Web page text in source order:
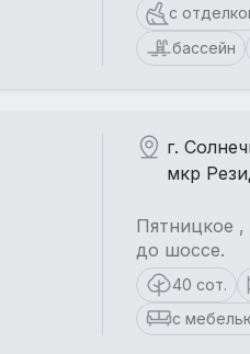
с
бассейн
г.
мкр
Пятницкое
до шоссе.
40 сот.
с